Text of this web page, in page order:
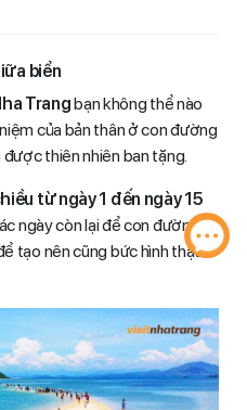
biển
Trangbạn không thể nào
của bản thân ở con đường
thiên nhiên ban tặng.
từ ngày 1 đến ngày 15
ngày còn lại để con đường
tạo nên cũng bức hình thật